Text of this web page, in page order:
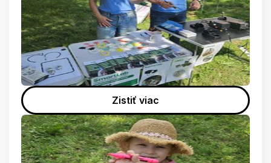
Zistiť viac